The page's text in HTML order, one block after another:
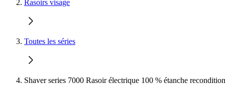
Rasoirs visage
Toutes les séries
Shaver series 7000 Rasoir électrique 100 % étanche